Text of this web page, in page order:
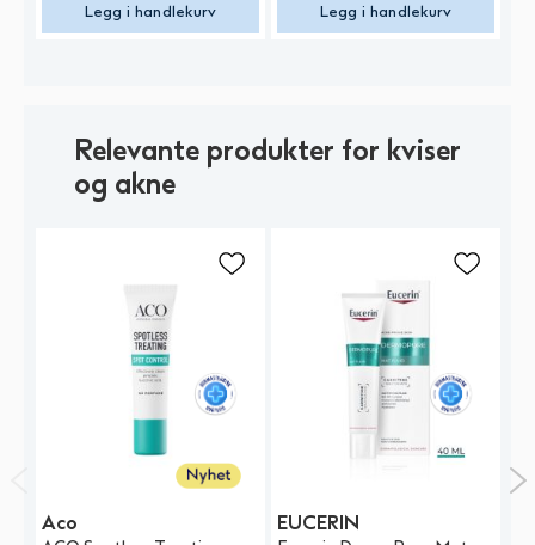
Legg i handlekurv Legg i handlekurv
Relevante produkter for kviser
og akne
Aco EUCERIN